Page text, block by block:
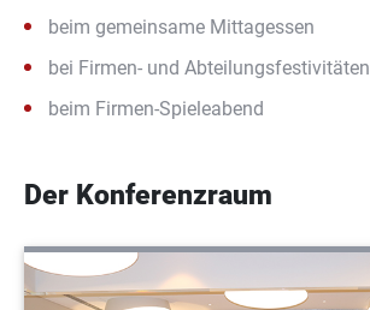
beim gemeinsame Mittagessen
bei Firmen- und Abteilungsfestivitäten
beim Firmen-Spieleabend
Der Konferenzraum